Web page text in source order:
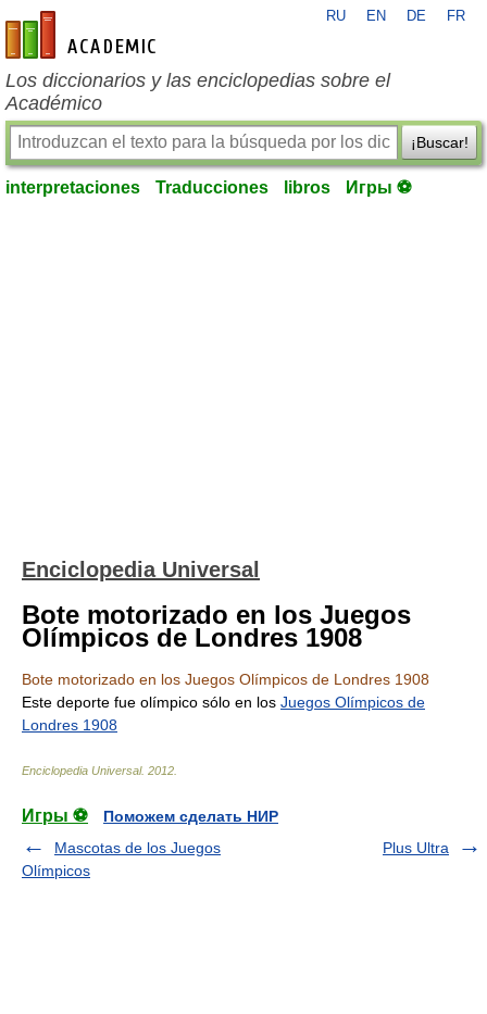
es-academic.com
RU EN DE FR
Los diccionarios y las enciclopedias sobre el
Académico
¡Buscar!
interpretaciones Traducciones libros Игры ⚽
Enciclopedia Universal
Bote motorizado en los Juegos
Olímpicos de Londres 1908
Bote motorizado en los Juegos Olímpicos de Londres 1908
Este deporte fue olímpico sólo en los Juegos Olímpicos de
Londres 1908
Enciclopedia Universal. 2012
Игры ⚽
Поможем сделать НИР
Mascotas de los Juegos
Olímpicos
Plus Ultra